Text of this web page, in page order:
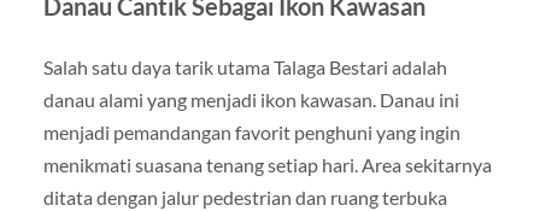
Danau Cantik Sebagai Ikon Kawasan
Salah satu daya tarik utama Talaga Bestari adalah
danau alami yang menjadi ikon kawasan. Danau ini
menjadi pemandangan favorit penghuni yang ingin
menikmati suasana tenang setiap hari. Area sekitarnya
ditata dengan jalur pedestrian dan ruang terbuka